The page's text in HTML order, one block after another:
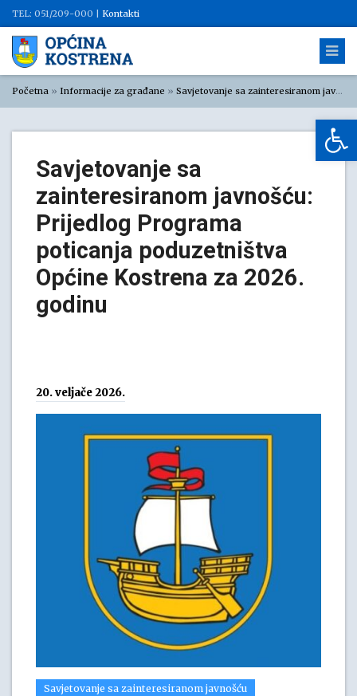
TEL: 051/209-000 | Kontakti
Početna » Informacije za građane » Savjetovanje sa zainteresiranom javnošću
Savjetovanje sa
zainteresiranom javnošću:
Prijedlog Programa
poticanja poduzetništva
Općine Kostrena za 2026.
godinu
20. veljače 2026.
Savjetovanje sa zainteresiranom javnošću